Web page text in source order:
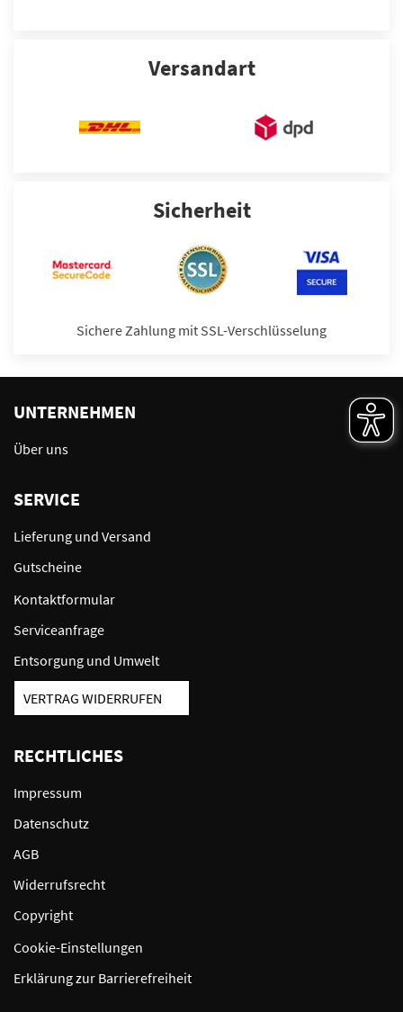
Versandart
Sicherheit
Sichere Zahlung mit SSL-Verschlüsselung
UNTERNEHMEN
Über uns
SERVICE
Lieferung und Versand
Gutscheine
Kontaktformular
Serviceanfrage
Entsorgung und Umwelt
VERTRAG WIDERRUFEN
RECHTLICHES
Impressum
Datenschutz
AGB
Widerrufsrecht
Copyright
Cookie-Einstellungen
Erklärung zur Barrierefreiheit